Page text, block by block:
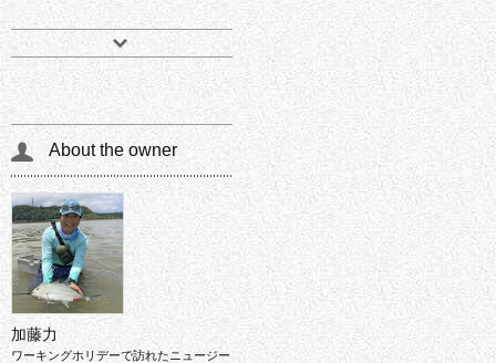
About the owner
加藤力
ワーキングホリデーで訪れたニュージー